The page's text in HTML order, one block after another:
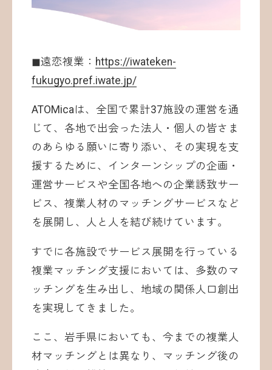
◼︎遠恋複業： https://iwateken-
fukugyo.pref.iwate.jp/
ATOMicaは、全国で累計37施設の運営を通
じて、各地で出会った法人・個人の皆さま
のあらゆる願いに寄り添い、その実現を支
援するために、インターンシップの企画・
運営サービスや全国各地への企業誘致サー
ビス、複業人材のマッチングサービスなど
を展開し、人と人を結び続けています。
すでに各施設でサービス展開を行っている
複業マッチング支援においては、多数のマ
ッチングを生み出し、地域の関係人口創出
を実現してきました。
ここ、岩手県においても、今までの複業人
材マッチングとは異なり、マッチング後の